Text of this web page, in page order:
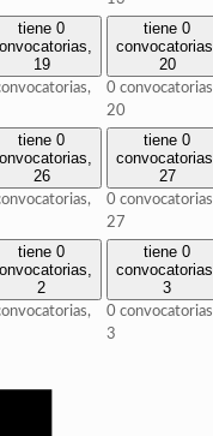
tiene 0
19
tiene 0
20
0
20
tiene 0
26
tiene 0
27
0
27
tiene 0
2
tiene 0
3
0
3